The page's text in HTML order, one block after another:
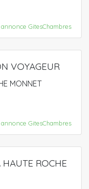
GitesChambres
VOYAGEUR
MONNET
GitesChambres
ROCHE